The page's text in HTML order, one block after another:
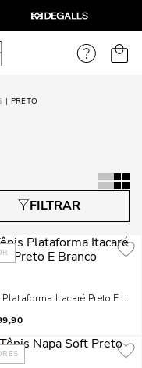
PRETO
Plataforma Itacaré Preto E